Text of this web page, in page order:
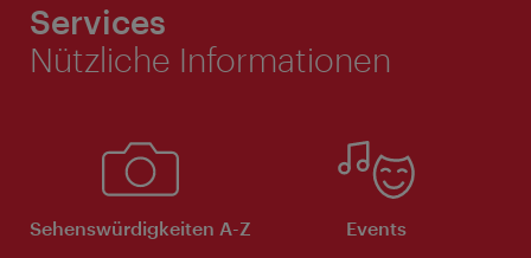
Services
Nützliche Informationen
Sehenswürdigkeiten A-Z Events